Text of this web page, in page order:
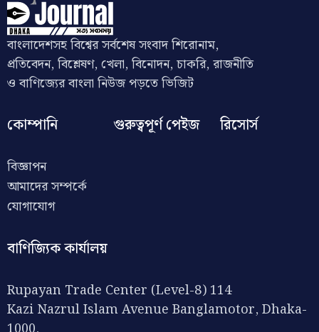
বাংলাদেশসহ বিশ্বের সর্বশেষ সংবাদ শিরোনাম,
প্রতিবেদন, বিশ্লেষণ, খেলা, বিনোদন, চাকরি, রাজনীতি
ও বাণিজ্যের বাংলা নিউজ পড়তে ভিজিট
কোম্পানি
বিজ্ঞাপন
আমাদের সম্পর্কে
যোগাযোগ
গুরুত্বপূর্ণ পেইজ রিসোর্স
বাণিজ্যিক কার্যালয়
Rupayan Trade Center (Level-8) 114
Kazi Nazrul Islam Avenue Banglamotor, Dhaka-